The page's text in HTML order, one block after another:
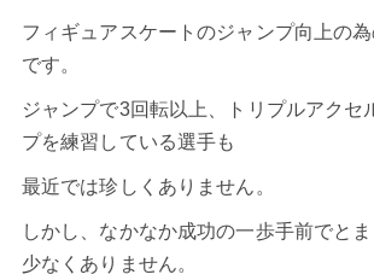
フィギュアスケートのジャンプ向上の
です。
ジャンプで3回転以上、トリプルアクセ
プを練習している選手も
最近では珍しくありません。
しかし、なかなか成功の一歩手前でと
少なくありません。